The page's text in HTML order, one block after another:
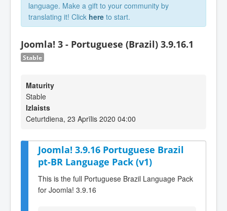
language. Make a gift to your community by
translating it! Click here to start.
Joomla! 3 - Portuguese (Brazil) 3.9.16.1
Stable
Maturity
Stable
Izlaists
Ceturtdiena, 23 Aprīlis 2020 04:00
Joomla! 3.9.16 Portuguese Brazil
pt-BR Language Pack (v1)
This is the full Portuguese Brazil Language Pack
for Joomla! 3.9.16